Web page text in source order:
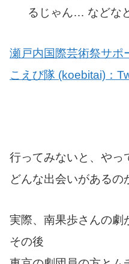
るじゃん… などな
瀬戸内国際芸術祭サポ
こえび隊 (koebitai)：
行ってみないと、やっ
どんな出会いがあるの
実際、南果歩さんの劇
その後